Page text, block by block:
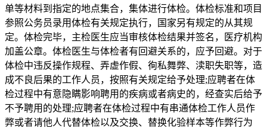
单等材料到指定的地点集合，集体进行体检。体检标准和项目
参照公务员录用体检有关规定执行，国家另有规定的从其规
定。体检完毕，主检医生应当审核体检结果并签名，医疗机构
加盖公章。体检医生与体检者有回避关系的，应予回避。对于
体检中违反操作规程、弄虚作假、徇私舞弊、渎职失职等，造
成不良后果的工作人员，按照有关规定给予处理;应聘者在体
检过程中有意隐瞒影响聘用的疾病或者病史的，经查实后给予
不予聘用的处理;应聘者在体检过程中有串通体检工作人员作
弊或者请他人代替体检以及交换、替换化验样本等作弊行为